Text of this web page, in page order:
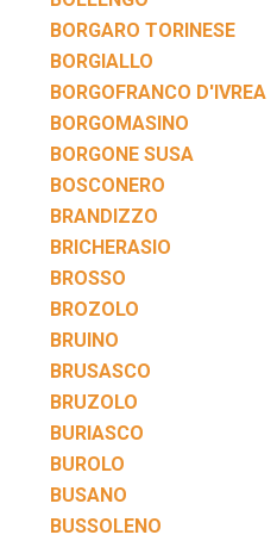
BORGARO TORINESE
BORGIALLO
BORGOFRANCO D'IVREA
BORGOMASINO
BORGONE SUSA
BOSCONERO
BRANDIZZO
BRICHERASIO
BROSSO
BROZOLO
BRUINO
BRUSASCO
BRUZOLO
BURIASCO
BUROLO
BUSANO
BUSSOLENO